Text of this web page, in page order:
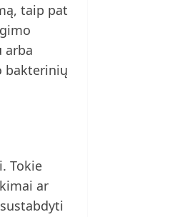
taip pat
arba
bakterinių
Tokie
ar